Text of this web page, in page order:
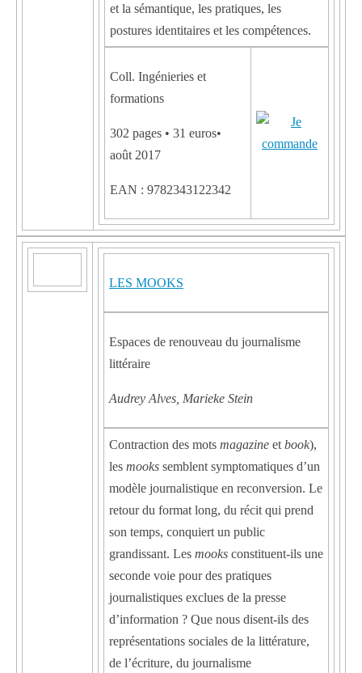
et la sémantique, les pratiques, les
postures identitaires et les compétences.
Coll. Ingénieries et
formations
302 pages • 31 euros•
août 2017
EAN : 9782343122342
LES MOOKS
Espaces de renouveau du journalisme
littéraire
Audrey Alves, Marieke Stein
Contraction des mots magazine etbook),
les mooks semblent symptomatiques d’un
modèle journalistique en reconversion. Le
retour du format long, du récit qui prend
son temps, conquiert un public
grandissant. Les mooks constituent-ils une
seconde voie pour des pratiques
journalistiques exclues de la presse
d’information ? Que nous disent-ils des
représentations sociales de la littérature,
de l’écriture, du journalisme